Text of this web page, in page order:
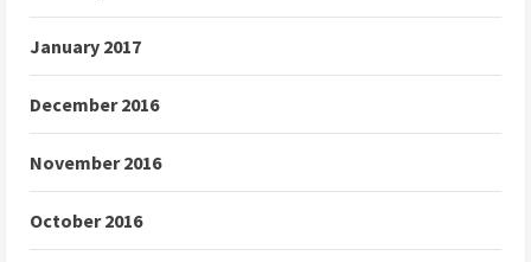
January 2017
December 2016
November 2016
October 2016